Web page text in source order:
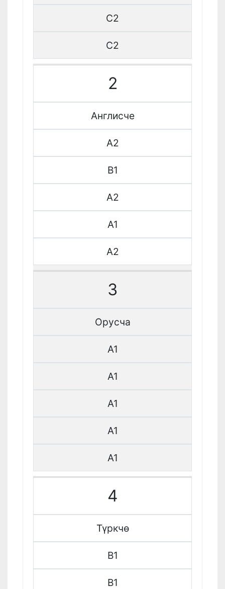
C2
C2
2
Англисче
A2
B1
A2
A1
A2
3
Орусча
A1
A1
A1
A1
A1
4
Түркчө
B1
B1